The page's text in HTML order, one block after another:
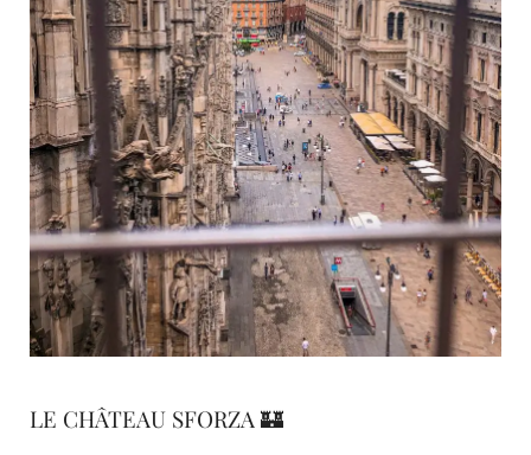
LE CHÂTEAU SFORZA 🏰